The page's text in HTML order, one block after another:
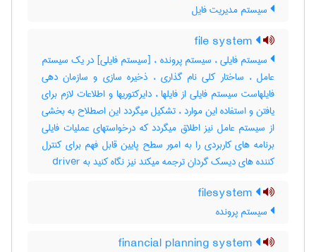
سیستم مدیریت فایل
سیستم فایلی ، سیستم پرونده ، [سیستم فایلی] در یک سیستم
عامل ، ساختار کلی نام گذاری ، ذخیره سازی و سازمان دهی
فایلهاست سیستم فایلی از فایلها ، دایرکتوریها و اطلاعات لازم برای
یافتن و استفاده این موارد ، تشکیل میگردد این اصطلاح به بخشی
از سیستم عامل نیز اطلاق میگردد که درخواستهای عملیات فایلی
برنامه های کاربردی را به امور سطح پایین قابل فهم برای کنترل
کننده های دیسک گردان ترجمه میکند نیز نگاه کنید به ‎ driver
سیستم پرونده